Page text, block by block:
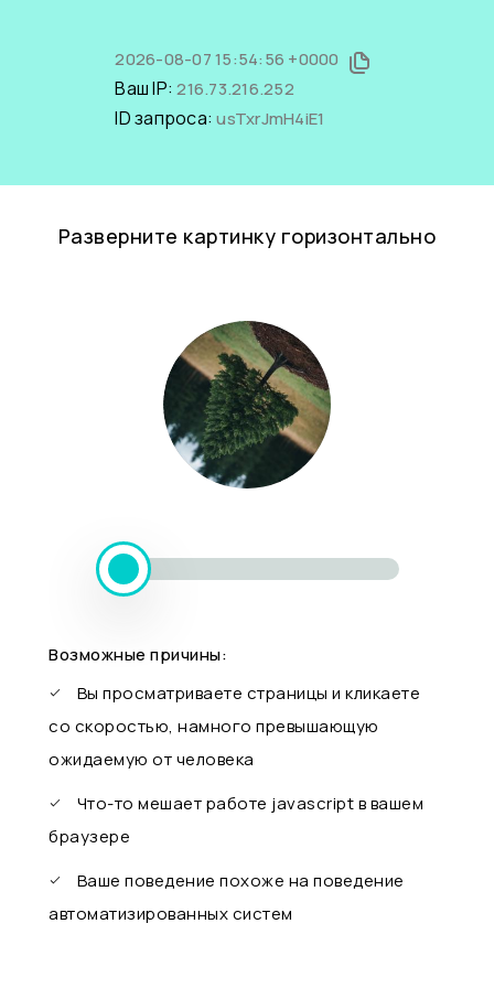
2026-08-07 15:54:56 +0000
Ваш IP:216.73.216.252
ID запроса:usTxrJmH4iE1
Разверните картинку горизонтально
Возможные причины:
Вы просматриваете страницы и кликаете
со скоростью, намного превышающую
ожидаемую от человека
Что-то мешает работе javascript в вашем
браузере
Ваше поведение похоже на поведение
автоматизированных систем